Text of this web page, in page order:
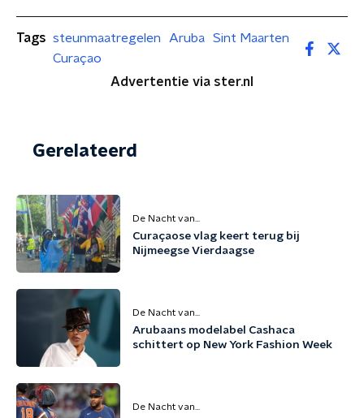
Tags steunmaatregelen Aruba
Sint Maarten
Curaçao
Advertentie via ster.nl
Gerelateerd
De Nacht van...
Curaçaose vlag keert terug bij
Nijmeegse Vierdaagse
De Nacht van...
Arubaans modelabel Cashaca
schittert op New York Fashion Week
De Nacht van...